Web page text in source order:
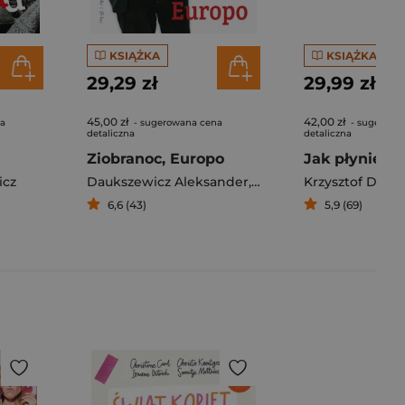
KSIĄŻKA
29,29 zł
45,00 zł - sugerowana cena
detaliczna
Ziobranoc, Europo
Daukszewicz Aleksander, Krzysztof Daukszewicz
6,6 (43)
KSIĄŻKA
29,99 zł
42,00 zł -
detaliczna
Krzysztof
5,9 (69)